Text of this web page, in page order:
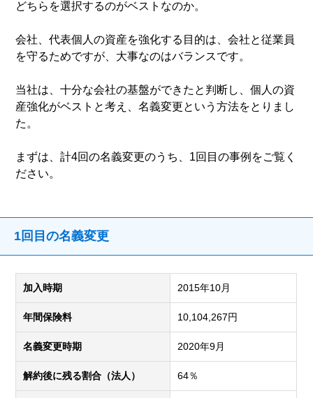
どちらを選択するのがベストなのか。
会社、代表個人の資産を強化する目的は、会社と従業員
を守るためですが、大事なのはバランスです。
当社は、十分な会社の基盤ができたと判断し、個人の資
産強化がベストと考え、名義変更という方法をとりまし
た。
まずは、計4回の名義変更のうち、1回目の事例をご覧く
ださい。
1回目の名義変更
加入時期 2015年10月
年間保険料 10,104,267円
名義変更時期 2020年9月
解約後に残る割合（法人） 64％